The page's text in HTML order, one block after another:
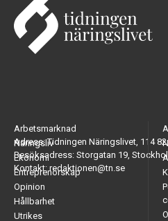
Adress: Tidningen Näringslivet, 114
Besöksadress: Storgatan 19,
Kontakt: redaktionen@tn.se
Arbetsmarknad
Näringsliv
Ekonomi
Entreprenörskap
Opinion
Hållbarhet
Utrikes